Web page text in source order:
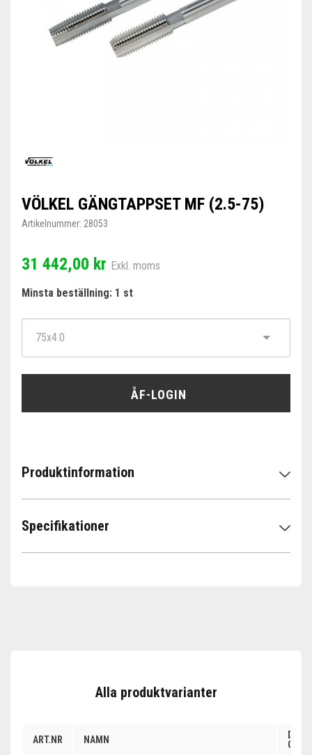
VÖLKEL GÄNGTAPPSET MF (2.5-75)
Artikelnummer: 28053
31 442,00 kr Exkl. moms
Minsta beställning: 1 st
ÅF-LOGIN
Produktinformation
Specifikationer
Alla produktvarianter
ART.NR NAMN